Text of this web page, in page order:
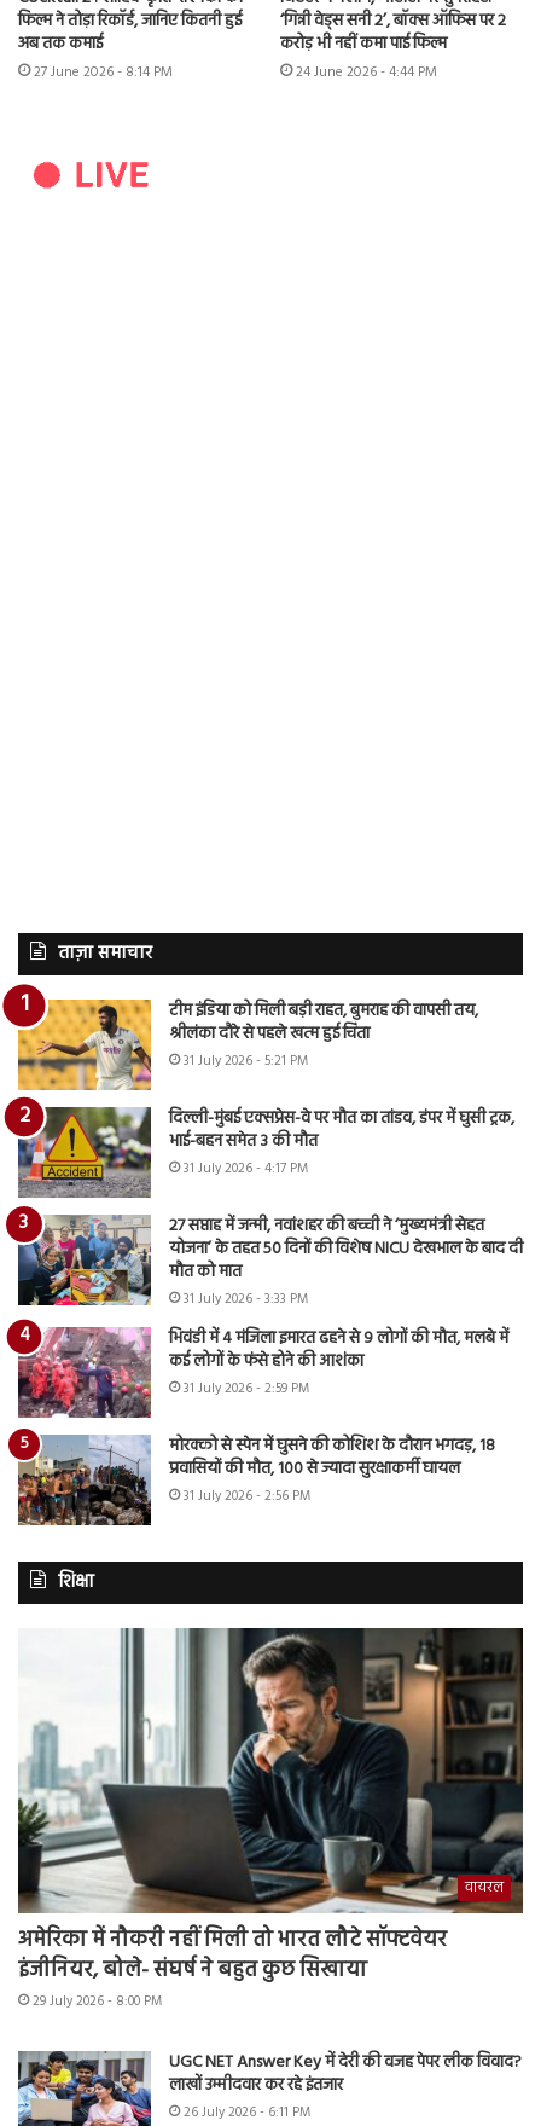
फिल्म ने तोड़ा रिकॉर्ड, जानिए कितनी हुई
अब तक कमाई
27 June 2026 - 8:14 PM
‘गिन्नी वेड्स सनी 2’, बॉक्स ऑफिस पर 2
करोड़ भी नहीं कमा पाई फिल्म
24 June 2026 - 4:44 PM
ताज़ा समाचार
टीम इंडिया को मिली बड़ी राहत, बुमराह की वापसी तय,
श्रीलंका दौरे से पहले खत्म हुई चिंता
31 July 2026 - 5:21 PM
दिल्ली-मुंबई एक्सप्रेस-वे पर मौत का तांडव, डंपर में घुसी ट्रक,
भाई-बहन समेत 3 की मौत
31 July 2026 - 4:17 PM
27 सप्ताह में जन्मी, नवांशहर की बच्ची ने ‘मुख्यमंत्री सेहत
योजना’ के तहत 50 दिनों की विशेष NICU देखभाल के बाद दी
मौत को मात
31 July 2026 - 3:33 PM
भिवंडी में 4 मंजिला इमारत ढहने से 9 लोगों की मौत, मलबे में
कई लोगों के फंसे होने की आशंका
31 July 2026 - 2:59 PM
मोरक्को से स्पेन में घुसने की कोशिश के दौरान भगदड़, 18
प्रवासियों की मौत, 100 से ज्यादा सुरक्षाकर्मी घायल
31 July 2026 - 2:56 PM
शिक्षा
वायरल
अमेरिका में नौकरी नहीं मिली तो भारत लौटे सॉफ्टवेयर
इंजीनियर, बोले- संघर्ष ने बहुत कुछ सिखाया
29 July 2026 - 8:00 PM
UGC NET Answer Key में देरी की वजह पेपर लीक विवाद?
लाखों उम्मीदवार कर रहे इंतजार
26 July 2026 - 6:11 PM